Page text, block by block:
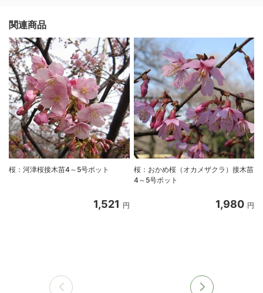
関連商品
桜：河津桜接木苗4～5号ポット
1,521 円
桜：おかめ桜（オカメザクラ）接木苗
4～5号ポット
1,980 円